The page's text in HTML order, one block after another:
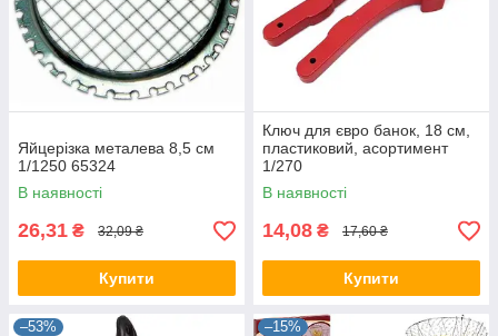
Яйцерізка металева 8,5 см
1/1250 65324
В наявності
26,31 ₴ 32,09 ₴
Купити
Ключ для євро банок, 18 см,
пластиковий, асортимент
1/270
В наявності
14,08 ₴ 17,60 ₴
Купити
–53% –15%